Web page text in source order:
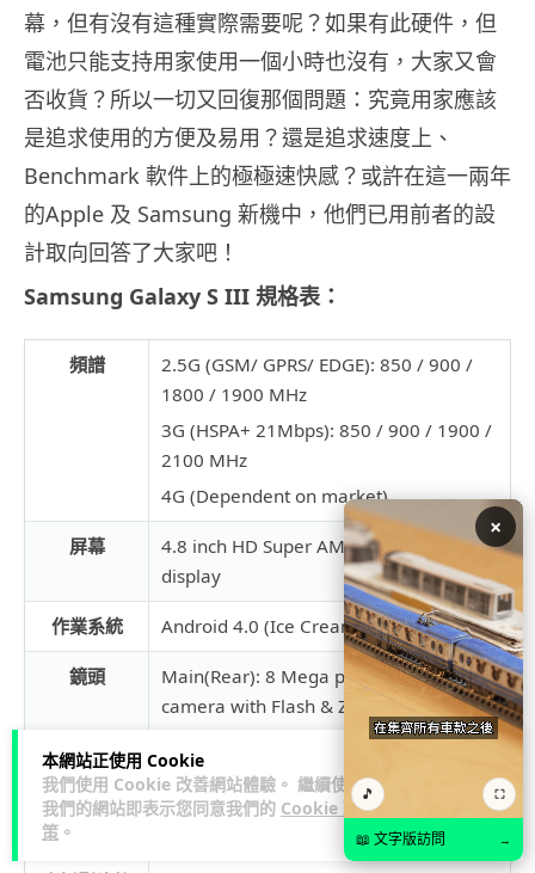
本網站正使用 Cookie
我們使用 Cookie 改善網站體驗。 繼續使用
我們的網站即表示您同意我們的 Cookie 政
策 。
幕，但有沒有這種實際需要呢？如果有此硬件，但
電池只能支持用家使用一個小時也沒有，大家又會
否收貨？所以一切又回復那個問題：究竟用家應該
是追求使用的方便及易用？還是追求速度上、
Benchmark 軟件上的極極速快感？或許在這一兩年
的Apple 及 Samsung 新機中，他們已用前者的設
計取向回答了大家吧！
Samsung Galaxy S III 規格表：
頻譜
2.5G (GSM/ GPRS/ EDGE): 850 / 900 /
1800 / 1900 MHz
3G (HSPA+ 21Mbps): 850 / 900 / 1900 /
2100 MHz
4G (Dependent on market)
屏幕
4.8 inch HD Super AMOLED (1280×720)
display
作業系統 Android 4.0 (Ice Cream Sandwich)
鏡頭
Main(Rear): 8 Mega pixel Auto Focus
camera with Flash & Zero Shutter Lag,
Sub (Front): 1.9 Mega pixel camera, HD
recording @30fps with Zero Shutter
×
🎵 ⛶
📖 文字版訪問 →